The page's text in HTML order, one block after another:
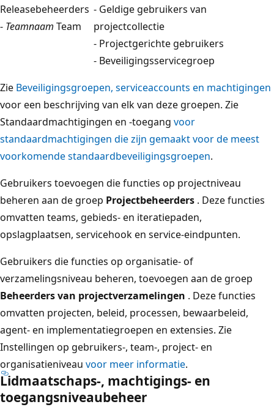
Releasebeheerders
- Teamnaam Team
- Geldige gebruikers van
projectcollectie
- Projectgerichte gebruikers
- Beveiligingsservicegroep
Zie Beveiligingsgroepen, serviceaccounts en machtigingen
voor een beschrijving van elk van deze groepen. Zie
Standaardmachtigingen en -toegang voor
standaardmachtigingen die zijn gemaakt voor de meest
voorkomende standaardbeveiligingsgroepen.
Gebruikers toevoegen die functies op projectniveau
beheren aan de groep Projectbeheerders . Deze functies
omvatten teams, gebieds- en iteratiepaden,
opslagplaatsen, servicehook en service-eindpunten.
Gebruikers die functies op organisatie- of
verzamelingsniveau beheren, toevoegen aan de groep
Beheerders van projectverzamelingen . Deze functies
omvatten projecten, beleid, processen, bewaarbeleid,
agent- en implementatiegroepen en extensies. Zie
Instellingen op gebruikers-, team-, project- en
organisatieniveau voor meer informatie.
Lidmaatschaps-, machtigings- en
toegangsniveaubeheer